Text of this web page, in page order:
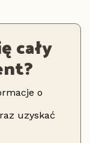
cały
o
uzyskać